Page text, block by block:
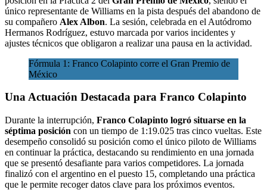
único representante de Williams en la pista después del abandono de
su compañero Alex Albon. La sesión, celebrada en el Autódromo
Hermanos Rodríguez, estuvo marcada por varios incidentes y
ajustes técnicos que obligaron a realizar una pausa en la actividad.
Fórmula 1: Franco Colapinto corre el Gran Premio de
México
Una Actuación Destacada para Franco Colapinto
Durante la interrupción, Franco Colapinto logró situarse en la
séptima posición con un tiempo de 1:19.025 tras cinco vueltas. Este
desempeño consolidó su posición como el único piloto de Williams
en continuar la práctica, destacando su rendimiento en una jornada
que se presentó desafiante para varios competidores. La jornada
finalizó con el argentino en el puesto 15, completando una práctica
que le permite recoger datos clave para los próximos eventos.